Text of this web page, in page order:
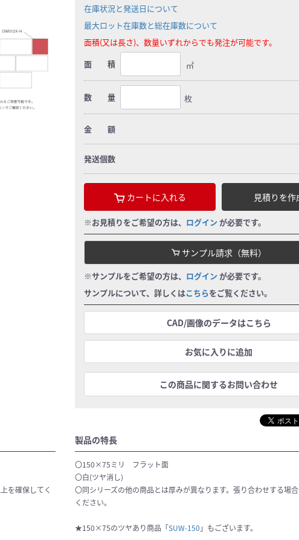
在庫状況と発送日について
最大ロット在庫数と総在庫数について
面積(又は長さ)、数量いずれからでも発注が可能です。
面 積
㎡
数 量 枚
金 額
発送個数
カートに入れる 見積りを作
※お見積りをご希望の方は、 ログイン が必要です。
サンプル請求（無料）
※サンプルをご希望の方は、 ログイン が必要です。
サンプルについて、詳しくはこちらをご覧ください。
CAD/画像のデータはこちら
お気に入りに追加
この商品に関するお問い合わせ
を確保してく
製品の特長
〇150×75ミリ フラット面
〇白(ツヤ消し)
〇同シリーズの他の商品とは厚みが異なります。張り合わせする場
ください。
★150×75のツヤあり商品「SUW-150 」もございます。